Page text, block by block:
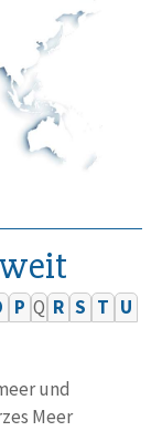
P Q R S T U
und
Meer